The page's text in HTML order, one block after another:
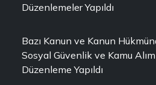
Düzenlemeler Yapıldı
Bazı Kanun ve Kanun
Sosyal Güvenlik ve Kamu
Düzenleme Yapıldı